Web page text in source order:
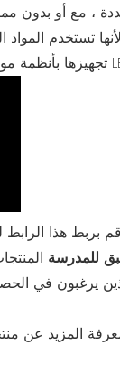
للمدرسة
يرغبون في